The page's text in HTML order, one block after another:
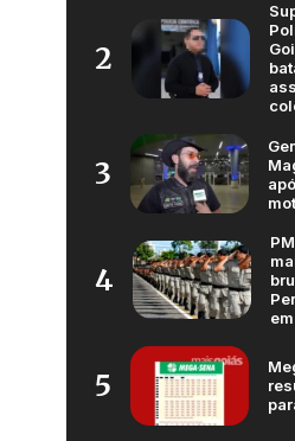
2
3
4
em
5